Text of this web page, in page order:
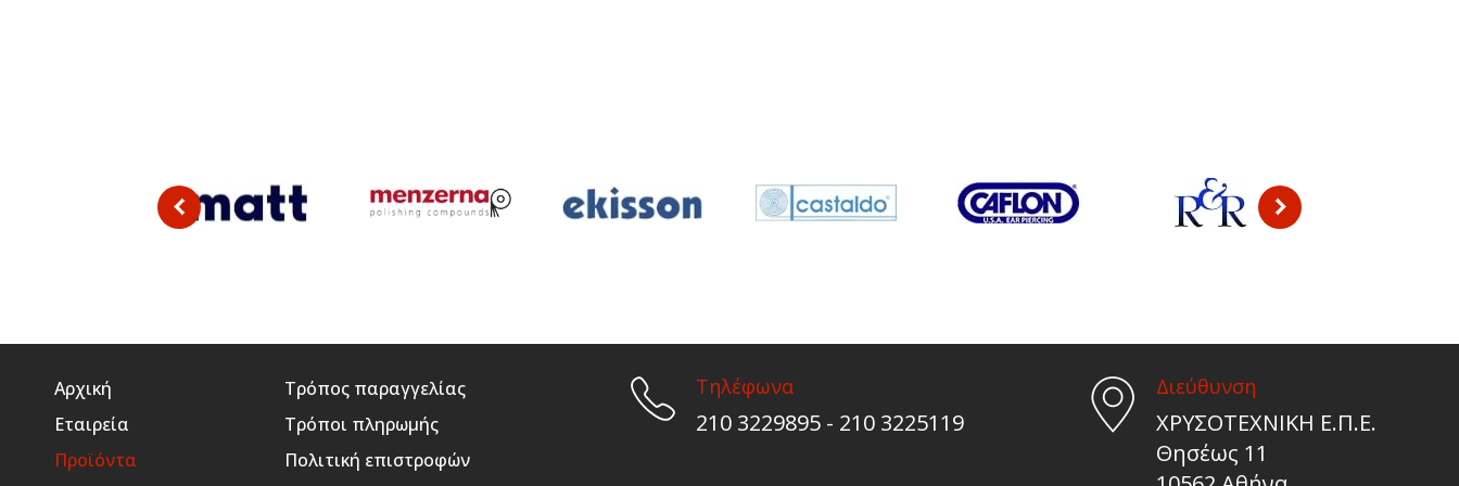
Αρχική
Εταιρεία
Προϊόντα
Τρόπος παραγγελίας
Τρόποι πληρωμής
Πολιτική επιστροφών
Τηλέφωνα
210 3229895 - 210 3225119
Διεύθυνση
ΧΡΥΣΟΤΕΧΝΙΚΗ Ε.Π.Ε.
Θησέως 11